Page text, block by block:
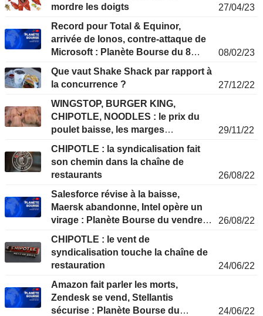
mordre les doigts
27/04/23
Record pour Total & Equinor,
arrivée de Ionos, contre-attaque de
Microsoft : Planète Bourse du 8
08/02/23
Que vaut Shake Shack par rapport à
la concurrence ?
27/12/22
WINGSTOP, BURGER KING,
CHIPOTLE, NOODLES : le prix du
poulet baisse, les marges
29/11/22
CHIPOTLE : la syndicalisation fait
son chemin dans la chaîne de
restaurants
26/08/22
Salesforce révise à la baisse,
Maersk abandonne, Intel opère un
virage : Planète Bourse du vendredi
26/08/22
CHIPOTLE : le vent de
syndicalisation touche la chaîne de
restauration
24/06/22
Amazon fait parler les morts,
Zendesk se vend, Stellantis
sécurise : Planète Bourse du
24/06/22